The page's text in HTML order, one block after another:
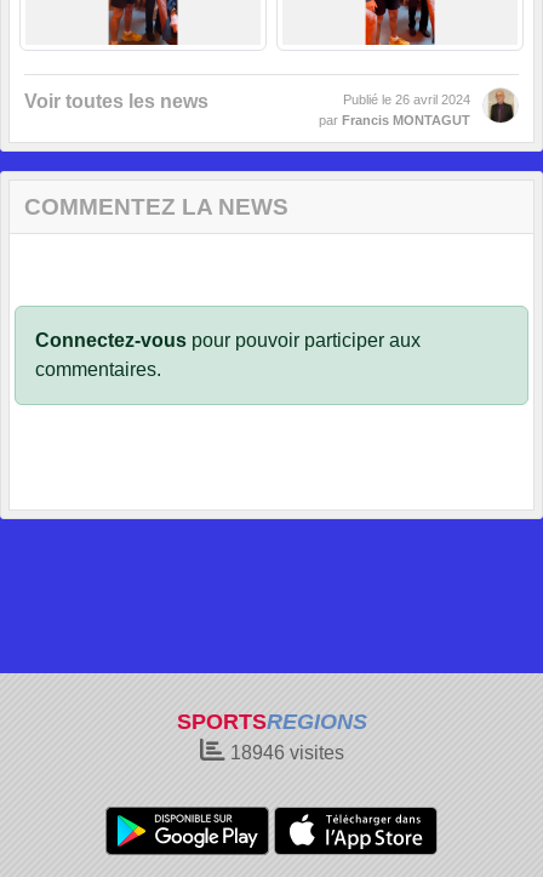
Voir toutes les news Publié le 26 avril 2024
par Francis MONTAGUT
COMMENTEZ LA NEWS
Connectez-vous pour pouvoir participer aux
commentaires.
SPORTSREGIONS
18946visites